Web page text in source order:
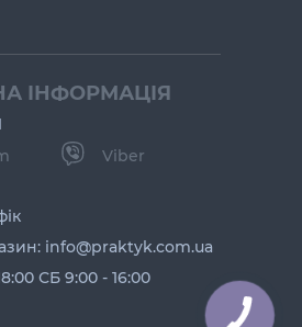
ІНФОРМАЦІЯ
Viber
info@praktyk.com.ua
СБ 9:00 - 16:00